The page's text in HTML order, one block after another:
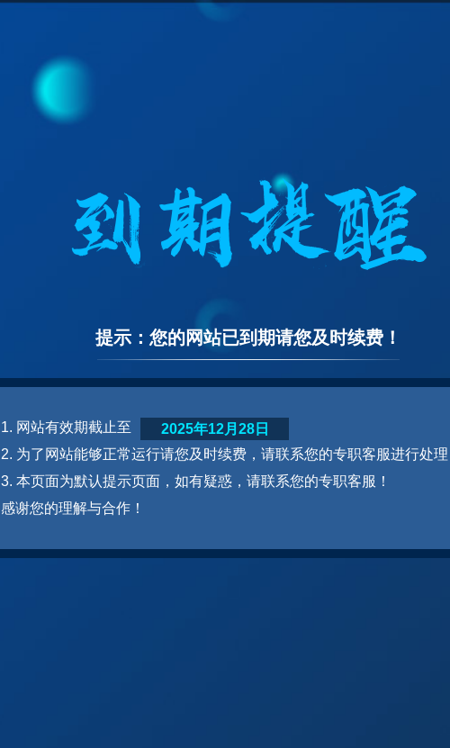
提示：您的网站已到期请您及时续费！
1. 网站有效期截止至
2. 为了网站能够正常运行请您及时续费，请联系您的专职客服进行处
3. 本页面为默认提示页面，如有疑惑，请联系您的专职客服！
感谢您的理解与合作！
2025年12月28日